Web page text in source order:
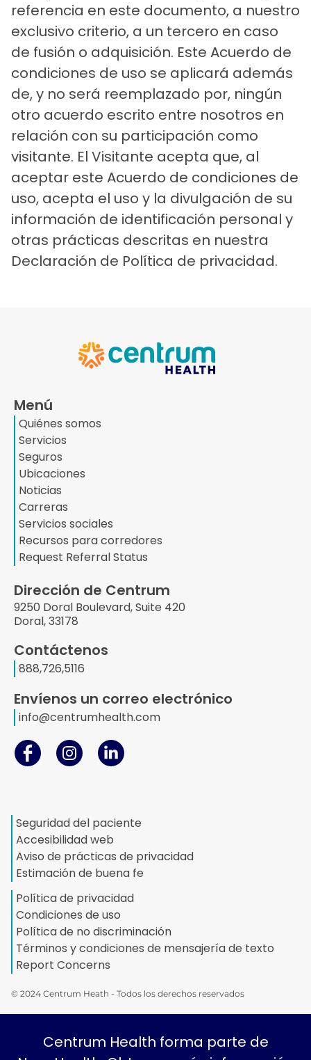
referencia en este documento, a nuestro
exclusivo criterio, a un tercero en caso
de fusión o adquisición. Este Acuerdo de
condiciones de uso se aplicará además
de, y no será reemplazado por, ningún
otro acuerdo escrito entre nosotros en
relación con su participación como
visitante. El Visitante acepta que, al
aceptar este Acuerdo de condiciones de
uso, acepta el uso y la divulgación de su
información de identificación personal y
otras prácticas descritas en nuestra
Declaración de Política de privacidad.
Dirección de Centrum
9250 Doral Boulevard, Suite 420
Doral, 33178
Contáctenos
888,726,5116
Envíenos un correo electrónico
info@centrumhealth.com
Menú
Quiénes somos
Servicios
Seguros
Ubicaciones
Noticias
Carreras
Servicios sociales
Recursos para corredores
Request Referral Status
Seguridad del paciente
Accesibilidad web
Aviso de prácticas de privacidad
Estimación de buena fe
Política de privacidad
Condiciones de uso
Política de no discriminación
Términos y condiciones de mensajería de texto
Report Concerns
© 2024 Centrum Heath - Todos los derechos reservados
Centrum Health forma parte de